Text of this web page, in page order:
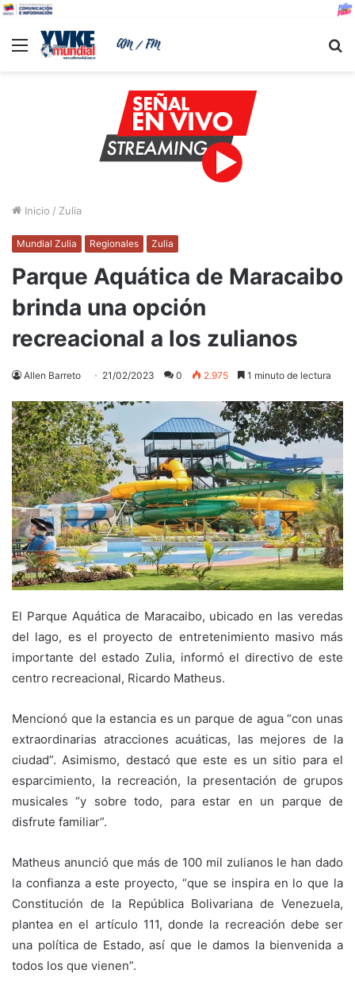
Menu
Inicio / Zulia
Mundial Zulia Regionales Zulia
Parque Aquática de Maracaibo
brinda una opción
recreacional a los zulianos
Allen Barreto 21/02/2023 0 2.975 1 minuto de lectura
El Parque Aquática de Maracaibo, ubicado en las veredas
del lago, es el proyecto de entretenimiento masivo más
importante del estado Zulia, informó el directivo de este
centro recreacional, Ricardo Matheus.
Mencionó que la estancia es un parque de agua “con unas
extraordinarias atracciones acuáticas, las mejores de la
ciudad”. Asimismo, destacó que este es un sitio para el
esparcimiento, la recreación, la presentación de grupos
musicales “y sobre todo, para estar en un parque de
disfrute familiar”.
Matheus anunció que más de 100 mil zulianos le han dado
la confianza a este proyecto, “que se inspira en lo que la
Constitución de la República Bolivariana de Venezuela,
plantea en el artículo 111, donde la recreación debe ser
una política de Estado, así que le damos la bienvenida a
todos los que vienen”.